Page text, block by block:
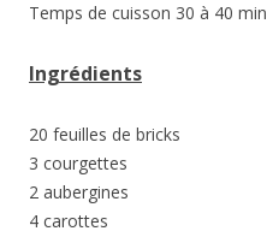
Temps de cuisson 30 à 40 min
Ingrédients
20 feuilles de bricks
3 courgettes
2 aubergines
4 carottes